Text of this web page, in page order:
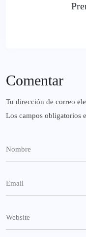
Comentar
Tu dirección de correo
Los campos obligatorios